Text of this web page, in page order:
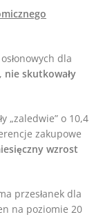
dla
nie skutkowały
„zaledwie” o 10,4
zakupowe
wzrost
przesłanek dla
na poziomie 20